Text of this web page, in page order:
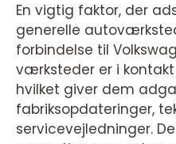
En vigtig faktor, der
generelle
forbindelse til
værksteder er i
hvilket giver dem
fabriksopdateringer,
servicevejledninger.